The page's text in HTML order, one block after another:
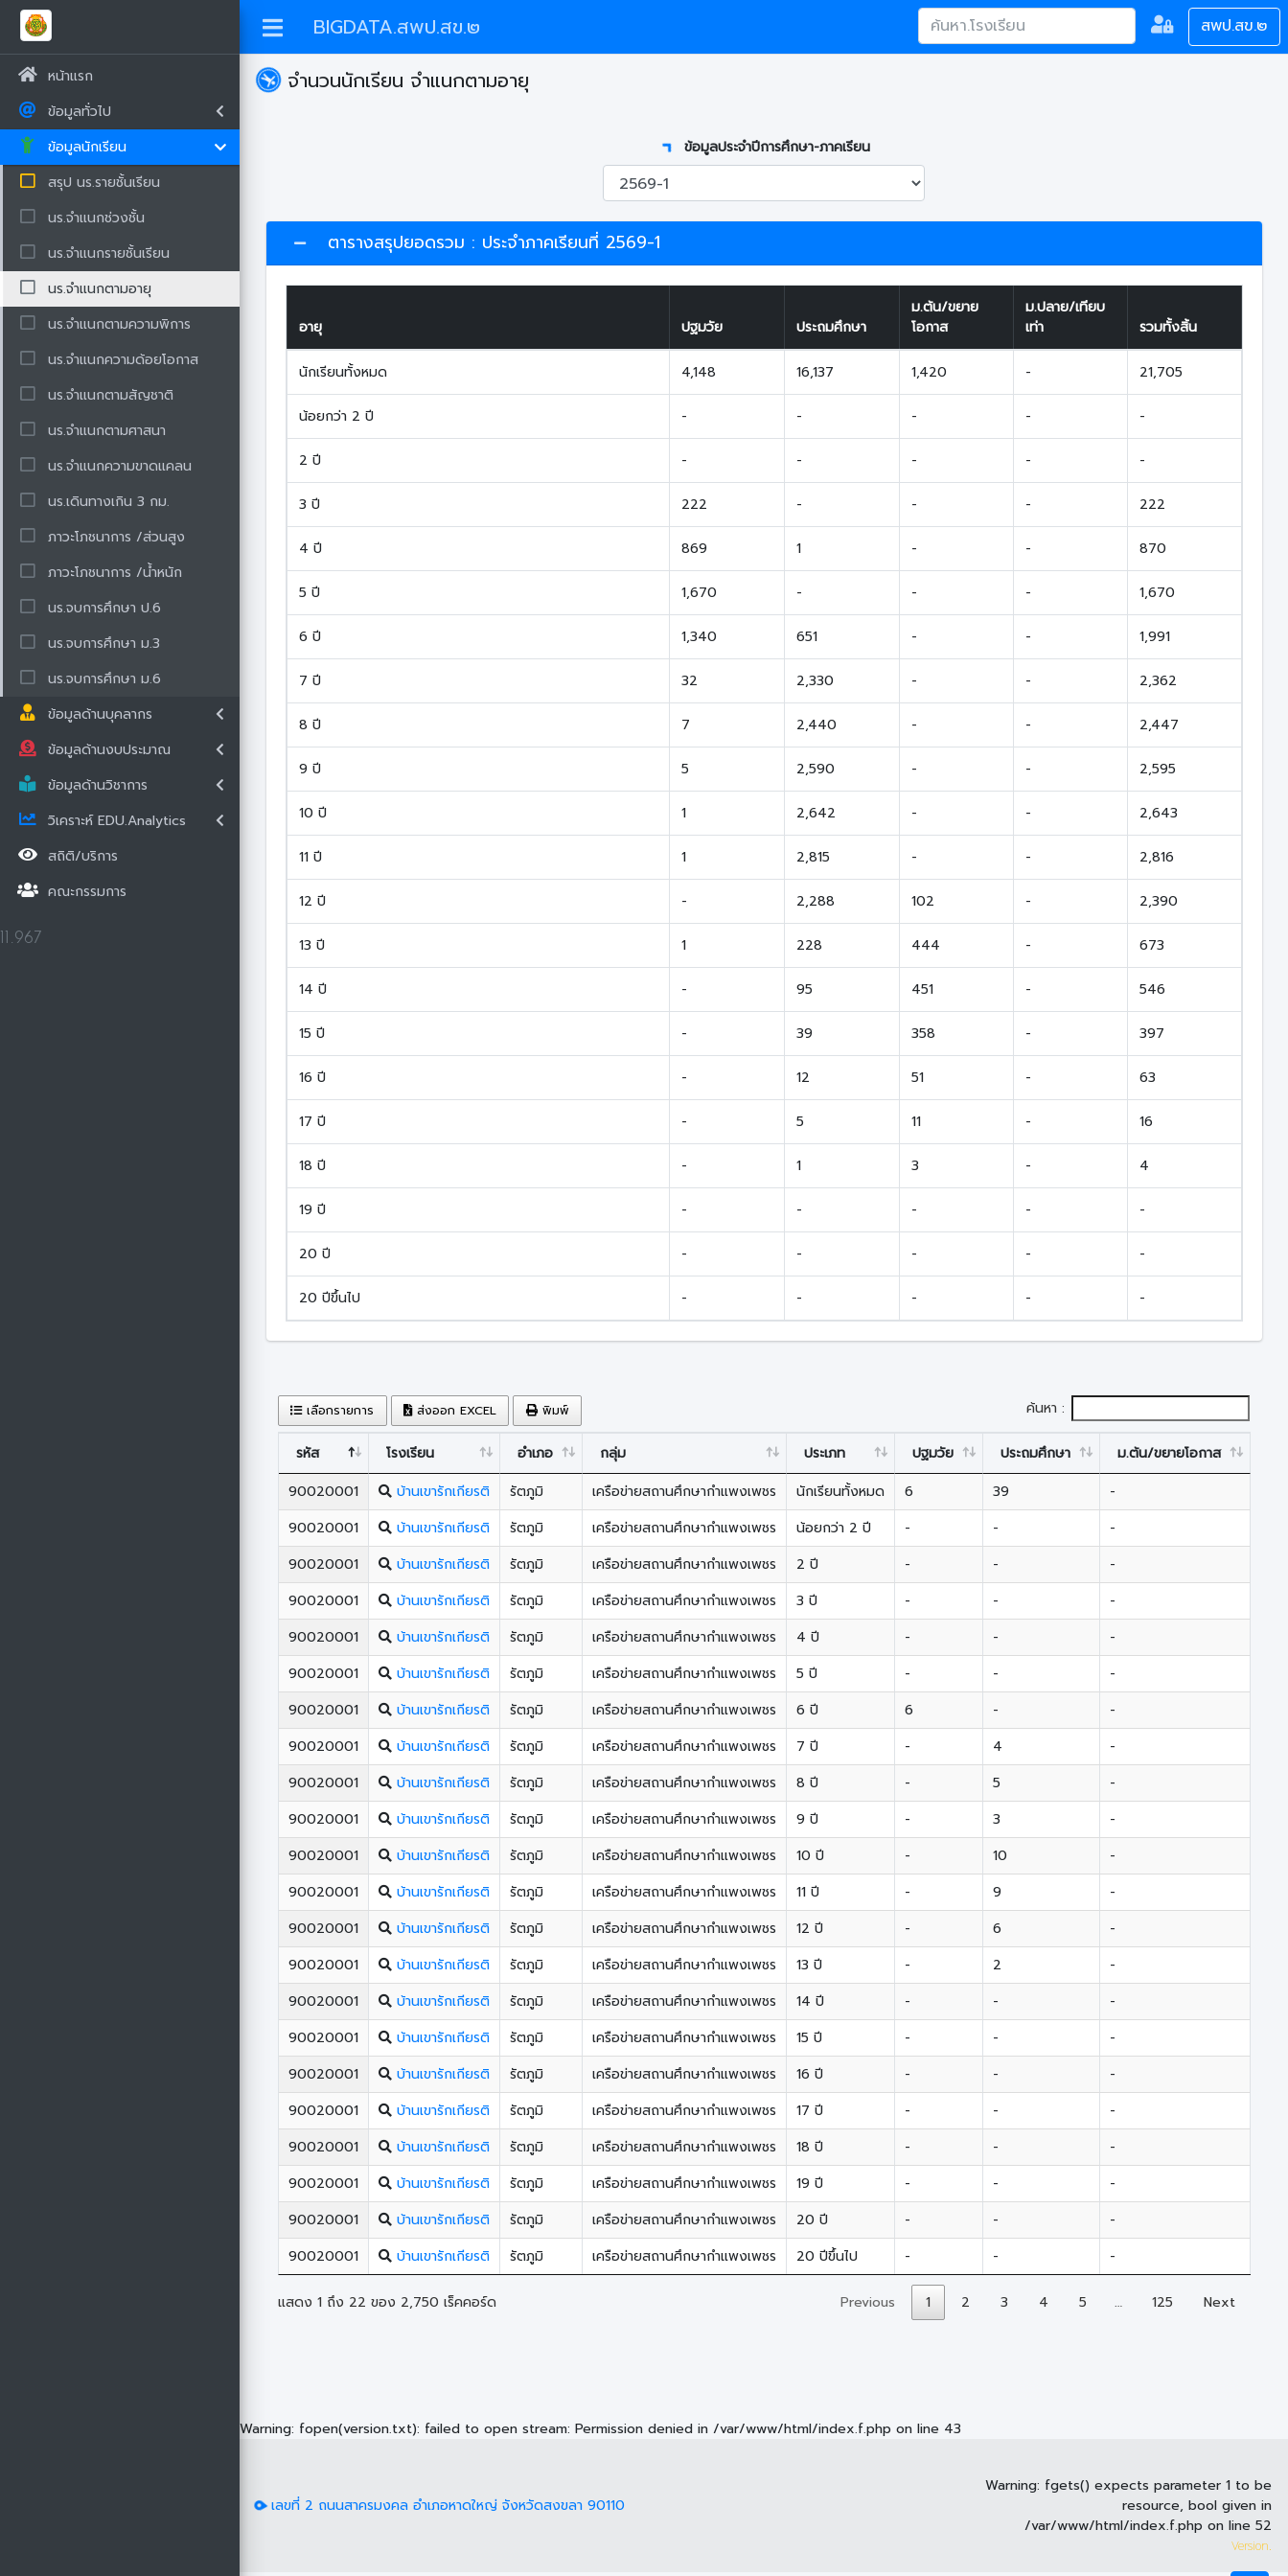
BIGDATA.สพป.สข.๒ สพป.สข.๒
หน้าแรก
ข้อมูลทั่วไป
ข้อมูลนักเรียน
สรุป นร.รายชั้นเรียน
นร.จำแนกช่วงชั้น
นร.จำแนกรายชั้นเรียน
นร.จำแนกตามอายุ
นร.จำแนกตามความพิการ
นร.จำแนกความด้อยโอกาส
นร.จำแนกตามสัญชาติ
นร.จำแนกตามศาสนา
นร.จำแนกความขาดแคลน
นร.เดินทางเกิน 3 กม.
ภาวะโภชนาการ /ส่วนสูง
ภาวะโภชนาการ /น้ำหนัก
นร.จบการศึกษา ป.6
นร.จบการศึกษา ม.3
นร.จบการศึกษา ม.6
ข้อมูลด้านบุคลากร
ข้อมูลด้านงบประมาณ
ข้อมูลด้านวิชาการ
วิเคราะห์ EDU.Analytics
สถิติ/บริการ
คณะกรรมการ
11.967
จำนวนนักเรียน จำแนกตามอายุ
ข้อมูลประจำปีการศึกษา-ภาคเรียน
ตารางสรุปยอดรวม : ประจำภาคเรียนที่ 2569-1
อายุ ปฐมวัย ประถมศึกษา
ม.ต้น/ขยาย
โอกาส
ม.ปลาย/เทียบ
เท่า
รวมทั้งสิ้น
นักเรียนทั้งหมด 4,148 16,137 1,420 - 21,705
น้อยกว่า 2 ปี - - - - -
2 ปี - - - - -
3 ปี 222 - - - 222
4 ปี 869 1 - - 870
5 ปี 1,670 - - - 1,670
6 ปี 1,340 651 - - 1,991
7 ปี 32 2,330 - - 2,362
8 ปี 7 2,440 - - 2,447
9 ปี 5 2,590 - - 2,595
10 ปี 1 2,642 - - 2,643
11 ปี 1 2,815 - - 2,816
12 ปี - 2,288 102 - 2,390
13 ปี 1 228 444 - 673
14 ปี - 95 451 - 546
15 ปี - 39 358 - 397
16 ปี - 12 51 - 63
17 ปี - 5 11 - 16
18 ปี - 1 3 - 4
19 ปี - - - - -
20 ปี - - - - -
20 ปีขึ้นไป - - - - -
เลือกรายการ ส่งออก EXCEL พิมพ์ ค้นหา :
รหัส โรงเรียน อำเภอ กลุ่ม ประเภท ปฐมวัย ประถมศึกษา ม.ต้น/ขยายโอกาส
90020001
บ้านเขารักเกียรติ รัตภูมิ เครือข่ายสถานศึกษากำแพงเพชร นักเรียนทั้งหมด 6 39 -
90020001
บ้านเขารักเกียรติ รัตภูมิ เครือข่ายสถานศึกษากำแพงเพชร น้อยกว่า 2 ปี - - -
90020001
บ้านเขารักเกียรติ รัตภูมิ เครือข่ายสถานศึกษากำแพงเพชร 2 ปี - - -
90020001
บ้านเขารักเกียรติ รัตภูมิ เครือข่ายสถานศึกษากำแพงเพชร 3 ปี - - -
90020001
บ้านเขารักเกียรติ รัตภูมิ เครือข่ายสถานศึกษากำแพงเพชร 4 ปี - - -
90020001
บ้านเขารักเกียรติ รัตภูมิ เครือข่ายสถานศึกษากำแพงเพชร 5 ปี - - -
90020001
บ้านเขารักเกียรติ รัตภูมิ เครือข่ายสถานศึกษากำแพงเพชร 6 ปี 6 - -
90020001
บ้านเขารักเกียรติ รัตภูมิ เครือข่ายสถานศึกษากำแพงเพชร 7 ปี - 4 -
90020001
บ้านเขารักเกียรติ รัตภูมิ เครือข่ายสถานศึกษากำแพงเพชร 8 ปี - 5 -
90020001
บ้านเขารักเกียรติ รัตภูมิ เครือข่ายสถานศึกษากำแพงเพชร 9 ปี - 3 -
90020001
บ้านเขารักเกียรติ รัตภูมิ เครือข่ายสถานศึกษากำแพงเพชร 10 ปี - 10 -
90020001
บ้านเขารักเกียรติ รัตภูมิ เครือข่ายสถานศึกษากำแพงเพชร 11 ปี - 9 -
90020001
บ้านเขารักเกียรติ รัตภูมิ เครือข่ายสถานศึกษากำแพงเพชร 12 ปี - 6 -
90020001
บ้านเขารักเกียรติ รัตภูมิ เครือข่ายสถานศึกษากำแพงเพชร 13 ปี - 2 -
90020001
บ้านเขารักเกียรติ รัตภูมิ เครือข่ายสถานศึกษากำแพงเพชร 14 ปี - - -
90020001
บ้านเขารักเกียรติ รัตภูมิ เครือข่ายสถานศึกษากำแพงเพชร 15 ปี - - -
90020001
บ้านเขารักเกียรติ รัตภูมิ เครือข่ายสถานศึกษากำแพงเพชร 16 ปี - - -
90020001
บ้านเขารักเกียรติ รัตภูมิ เครือข่ายสถานศึกษากำแพงเพชร 17 ปี - - -
90020001
บ้านเขารักเกียรติ รัตภูมิ เครือข่ายสถานศึกษากำแพงเพชร 18 ปี - - -
90020001
บ้านเขารักเกียรติ รัตภูมิ เครือข่ายสถานศึกษากำแพงเพชร 19 ปี - - -
90020001
บ้านเขารักเกียรติ รัตภูมิ เครือข่ายสถานศึกษากำแพงเพชร 20 ปี - - -
90020001
บ้านเขารักเกียรติ รัตภูมิ เครือข่ายสถานศึกษากำแพงเพชร 20 ปีขึ้นไป - - -
แสดง 1 ถึง 22 ของ 2,750 เร็คคอร์ด Previous 1 2 3 4 5 … 125 Next
Warning: fopen(version.txt): failed to open stream: Permission denied in /var/www/html/index.f.php on line 43
เลขที่ 2 ถนนสาครมงคล อำเภอหาดใหญ่ จังหวัดสงขลา 90110
Warning: fgets() expects parameter 1 to be
resource, bool given in
/var/www/html/index.f.php on line 52
Version.